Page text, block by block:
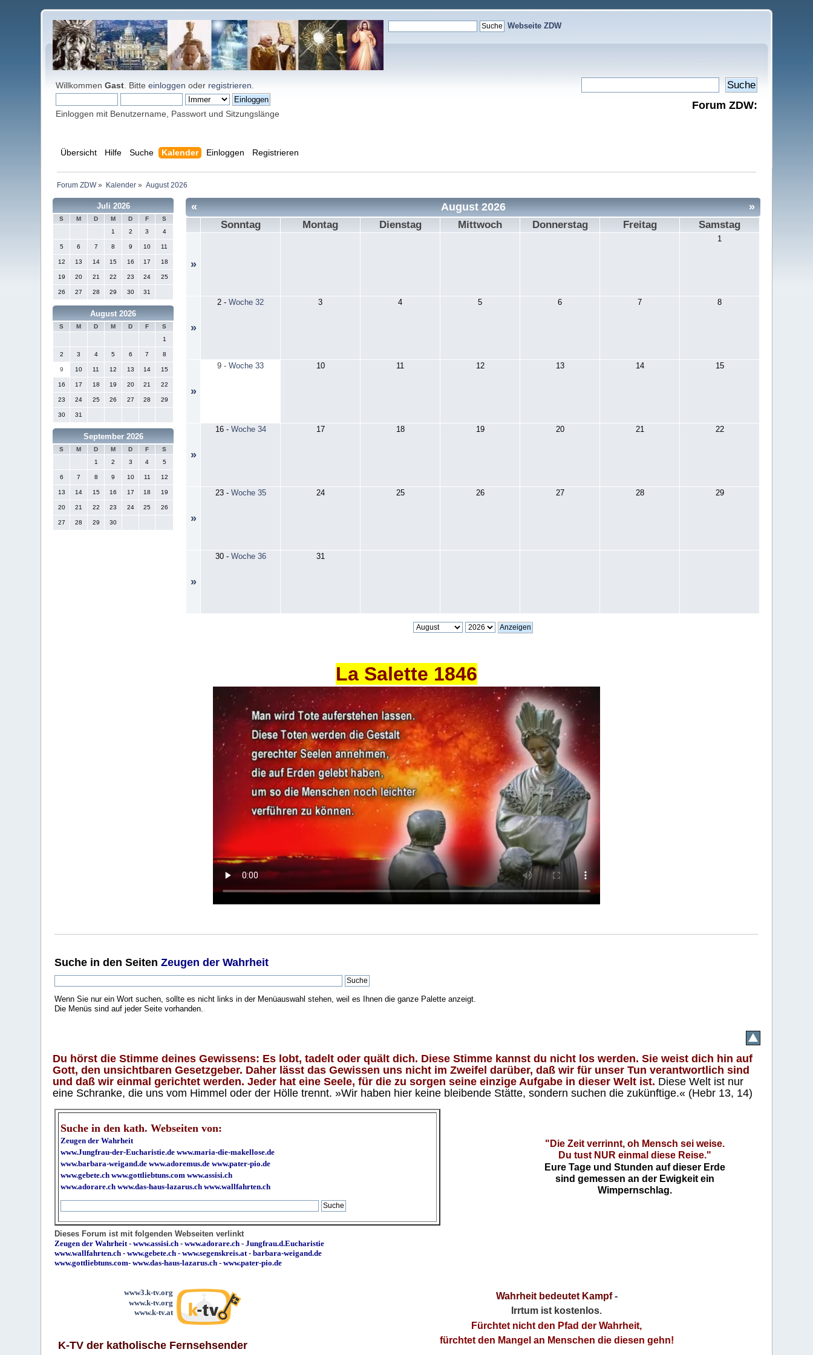
Webseite ZDW
WillkommenGast . Bitteeinloggen oder registrieren
Einloggen mit Benutzername, Passwort und Sitzungslänge
Forum ZDW:
Übersicht Hilfe Suche Kalender Einloggen Registrieren
Forum ZDW» Kalender» August 2026
Juli 2026
S M D M D F
S
1
2 3 4
5 6 7 8 9 10 11
12 13 14 15 16 17 18
19 20 21 22 23 24 25
26 27 28 29 30 31
August 2026
S M D M D F
S
1
2 3 4 5 6 7 8
9 10 11 12 13 14 15
16 17 18 19 20 21 22
23 24 25 26 27 28 29
30 31
September 2026
S M D M D F
S
1
2 3 4 5
6 7 8 9 10 11 12
13 14 15 16 17 18 19
20 21 22 23 24 25 26
27 28 29 30
« »
August 2026
Sonntag Montag Dienstag Mittwoch Donnerstag Freitag Samstag
»
1
»
2 -Woche 32 3 4 5 6 7 8
»
9 -Woche 33 10 11 12 13 14 15
»
16- Woche 34 17 18 19 20 21 22
»
23- Woche 35 24 25 26 27 28 29
»
30- Woche 36 31
La Salette 1846
Suche in den SeitenZeugen der Wahrheit
Wenn Sie nur ein Wort suchen, sollte es nicht links in der Menüauswahl stehen, weil es Ihnen die ganze Palette anzeigt.
Die Menüs sind auf jeder Seite vorhanden.
Du hörst die Stimme deines Gewissens: Es lobt, tadelt oder quält dich. Diese Stimme kannst du nicht los werden. Sie weist dich hin auf
Gott, den unsichtbaren Gesetzgeber. Daher lässt das Gewissen uns nicht im Zweifel darüber, daß wir für unser Tun verantwortlich sind
und daß wir einmal gerichtet werden. Jeder hat eine Seele, für die zu sorgen seine einzige Aufgabe in dieser Welt ist. Diese Welt ist nur
eine Schranke, die uns vom Himmel oder der Hölle trennt. »Wir haben hier keine bleibende Stätte, sondern suchen die zukünftige.« (Hebr 13, 14)
Suche in den kath. Webseiten von:
Zeugen der Wahrheit
www.Jungfrau-der-Eucharistie.de www.maria-die-makellose.de
www.barbara-weigand.de www.adoremus.de www.pater-pio.de
www.gebete.ch www.gottliebtuns.com www.assisi.ch
www.adorare.ch www.das-haus-lazarus.ch www.wallfahrten.ch
"Die Zeit verrinnt, oh Mensch sei weise.
Du tust NUR einmal diese Reise."
Eure Tage und Stunden auf dieser Erde
sind gemessen an der Ewigkeit ein
Wimpernschlag.
Dieses Forum ist mit folgenden Webseiten verlinkt
Zeugen der Wahrheit -www.assisi.ch -www.adorare.ch -Jungfrau.d.Eucharistie
www.wallfahrten.ch -www.gebete.ch -www.segenskreis.at -barbara-weigand.de
www.gottliebtuns.com-www.das-haus-lazarus.ch - www.pater-pio.de
www3.k-tv.org
www.k-tv.org
www.k-tv.at
K-TV der katholische Fernsehsender
Wahrheit bedeutet Kampf-
Irrtum ist kostenlos.
Fürchtet nicht den Pfad der Wahrheit,
fürchtet den Mangel an Menschen die diesen gehn!